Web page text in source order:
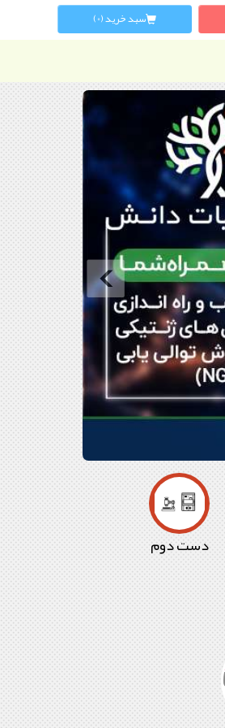
سبد خرید (0)
قبلی
وستا
تجهیز
پارت
دست دوم